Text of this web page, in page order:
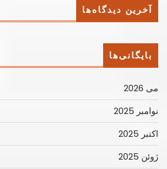
آخرین دیدگاه‌ها
بایگانی‌ها
می 2026
نوامبر 2025
اکتبر 2025
ژوئن 2025